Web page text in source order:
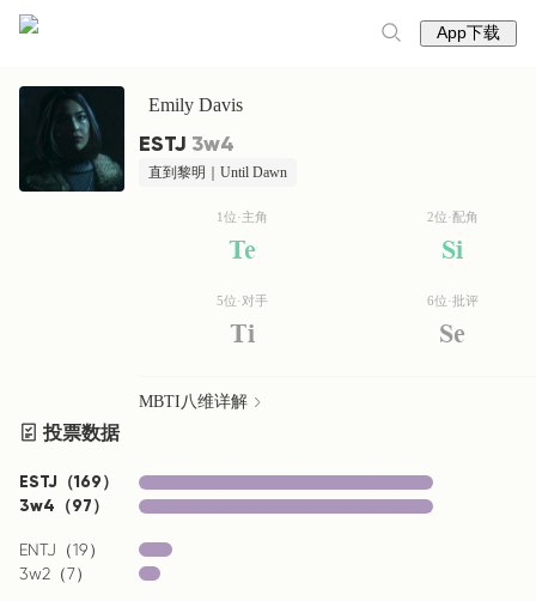
App下载
Emily Davis
ESTJ 3w4
直到黎明｜Until Dawn
1位·主角
Te
2位·配角
Si
5位·对手
Ti
6位·批评
Se
MBTI八维详解
投票数据
ESTJ （169）
3w4 （97）
ENTJ （19）
3w2 （7）